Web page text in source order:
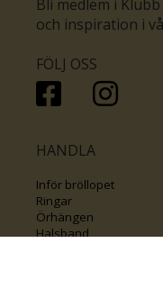
Bli medlem i
och inspiration i
FÖLJ OSS
HANDLA
Inför bröllopet
Ringar
Örhängen
Halsband